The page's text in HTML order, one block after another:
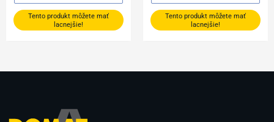
Tento produkt môžete mať
lacnejšie!
Tento produkt môžete mať
lacnejšie!